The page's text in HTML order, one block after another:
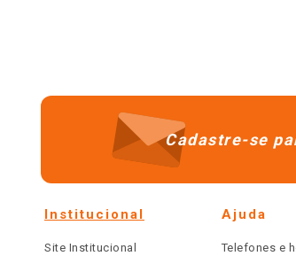
Cadastre-se
Institucional
Site Institucional
Ajuda
Telefones e